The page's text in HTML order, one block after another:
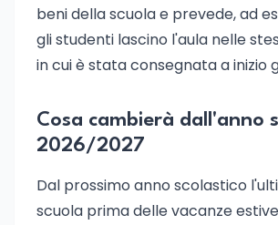
beni della scuola e prevede, ad
gli studenti lascino l'aula nelle
in cui è stata consegnata a inizio
Cosa cambierà dall'anno
2026/2027
Dal prossimo anno scolastico
scuola prima delle vacanze